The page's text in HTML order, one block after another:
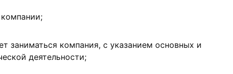
заниматься компания, с указанием основных и
деятельности;